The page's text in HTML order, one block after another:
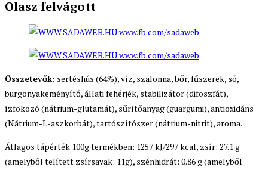
Olasz felvágott
Összetevők: sertéshús (64%), víz, szalonna, bőr, fűszerek, só,
burgonyakeményítő, állati fehérjék, stabilizátor (difoszfát),
ízfokozó (nátrium-glutamát), sűrítőanyag (guargumi), antioxidáns
(Nátrium-L-aszkorbát), tartószítószer (nátrium-nitrit), aroma.
Átlagos tápérték 100g termékben: 1257 kJ/297 kcal, zsír: 27.1 g
(amelyből telített zsírsavak: 11g), szénhidrát: 0.86 g (amelyből